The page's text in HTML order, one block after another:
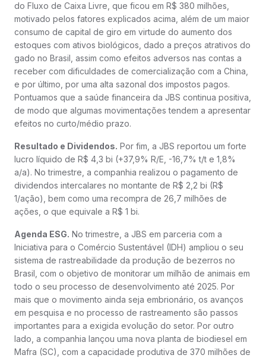
do Fluxo de Caixa Livre, que ficou em R$ 380 milhões,
motivado pelos fatores explicados acima, além de um maior
consumo de capital de giro em virtude do aumento dos
estoques com ativos biológicos, dado a preços atrativos do
gado no Brasil, assim como efeitos adversos nas contas a
receber com dificuldades de comercialização com a China,
e por último, por uma alta sazonal dos impostos pagos.
Pontuamos que a saúde financeira da JBS continua positiva,
de modo que algumas movimentações tendem a apresentar
efeitos no curto/médio prazo.
Resultado e Dividendos. Por fim, a JBS reportou um forte
lucro líquido de R$ 4,3 bi (+37,9% R/E, -16,7% t/t e 1,8%
a/a). No trimestre, a companhia realizou o pagamento de
dividendos intercalares no montante de R$ 2,2 bi (R$
1/ação), bem como uma recompra de 26,7 milhões de
ações, o que equivale a R$ 1 bi.
Agenda ESG. No trimestre, a JBS em parceria com a
Iniciativa para o Comércio Sustentável (IDH) ampliou o seu
sistema de rastreabilidade da produção de bezerros no
Brasil, com o objetivo de monitorar um milhão de animais em
todo o seu processo de desenvolvimento até 2025. Por
mais que o movimento ainda seja embrionário, os avanços
em pesquisa e no processo de rastreamento são passos
importantes para a exigida evolução do setor. Por outro
lado, a companhia lançou uma nova planta de biodiesel em
Mafra (SC), com a capacidade produtiva de 370 milhões de